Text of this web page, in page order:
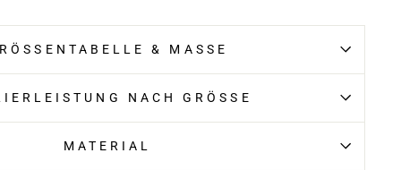
& MASSE
NACH GRÖSSE
MATERIAL